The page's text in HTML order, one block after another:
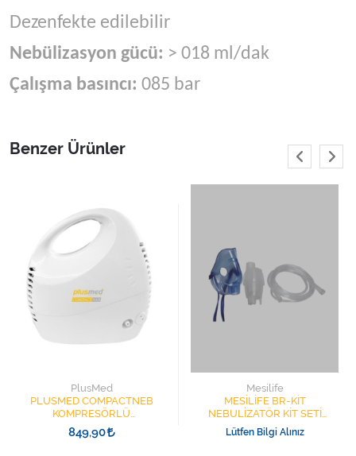
Dezenfekte edilebilir
Nebülizasyon gücü: > 018 ml/dak
Çalışma basıncı: 085 bar
Benzer Ürünler
PlusMed
PLUSMED COMPACTNEB
KOMPRESÖRLÜ
NEBULİZATÖR
849,90
Mesilife
MESİLİFE BR-KİT
NEBULİZATÖR KİT SETİ
PEDİATRİK
Lütfen Bilgi Alınız